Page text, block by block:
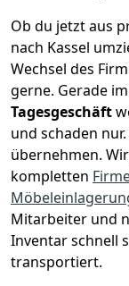
Ob du jetzt aus
nach Kassel
Wechsel des
gerne. Gerade
Tagesgeschäft
und schaden
übernehmen. Wir
kompletten
Mitarbeiter und
Inventar schnell
transportiert.